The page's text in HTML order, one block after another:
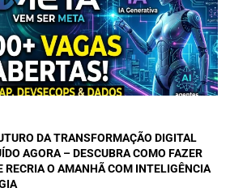
DA TRANSFORMAÇÃO DIGITAL
AGORA – DESCUBRA COMO FAZER
RECRIA O AMANHÃ COM INTELIGÊNCIA